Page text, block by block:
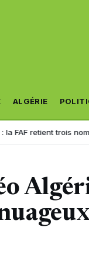
ALGÉRIE
trois noms